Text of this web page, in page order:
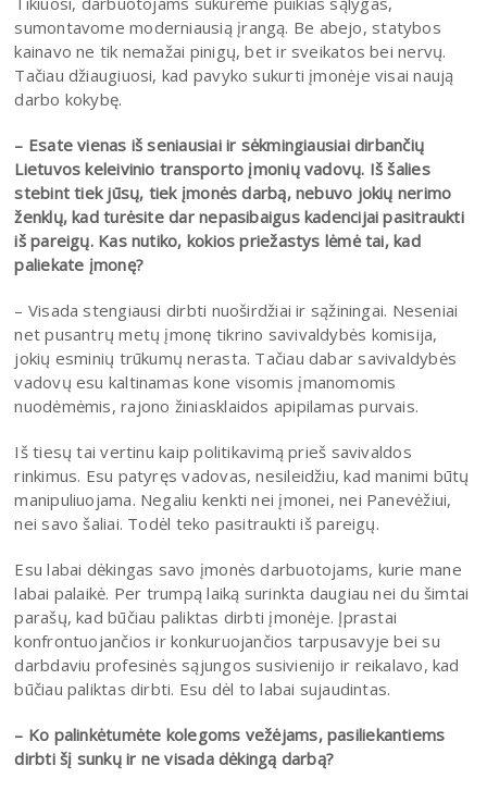
sumontavome moderniausią įrangą. Be abejo, statybos
kainavo ne tik nemažai pinigų, bet ir sveikatos bei nervų.
Tačiau džiaugiuosi, kad pavyko sukurti įmonėje visai naują
darbo kokybę.
– Esate vienas iš seniausiai ir sėkmingiausiai dirbančių
Lietuvos keleivinio transporto įmonių vadovų. Iš šalies
stebint tiek jūsų, tiek įmonės darbą, nebuvo jokių nerimo
ženklų, kad turėsite dar nepasibaigus kadencijai pasitraukti
iš pareigų. Kas nutiko, kokios priežastys lėmė tai, kad
paliekate įmonę?
– Visada stengiausi dirbti nuoširdžiai ir sąžiningai. Neseniai
net pusantrų metų įmonę tikrino savivaldybės komisija,
jokių esminių trūkumų nerasta. Tačiau dabar savivaldybės
vadovų esu kaltinamas kone visomis įmanomomis
nuodėmėmis, rajono žiniasklaidos apipilamas purvais.
Iš tiesų tai vertinu kaip politikavimą prieš savivaldos
rinkimus. Esu patyręs vadovas, nesileidžiu, kad manimi būtų
manipuliuojama. Negaliu kenkti nei įmonei, nei Panevėžiui,
nei savo šaliai. Todėl teko pasitraukti iš pareigų.
Esu labai dėkingas savo įmonės darbuotojams, kurie mane
labai palaikė. Per trumpą laiką surinkta daugiau nei du šimtai
parašų, kad būčiau paliktas dirbti įmonėje. Įprastai
konfrontuojančios ir konkuruojančios tarpusavyje bei su
darbdaviu profesinės sąjungos susivienijo ir reikalavo, kad
būčiau paliktas dirbti. Esu dėl to labai sujaudintas.
– Ko palinkėtumėte kolegoms vežėjams, pasiliekantiems
dirbti šį sunkų ir ne visada dėkingą darbą?